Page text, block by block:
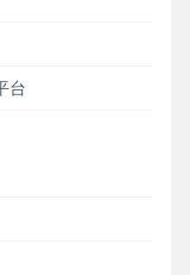
台
析平台正式发布
平台新增
局优化，增加
能够更方便地
可以在此计算
理需求；X-